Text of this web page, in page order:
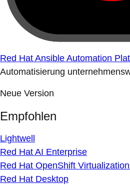
Red Hat Ansible Automation
Automatisierung
Neue Version
Empfohlen
Lightwell
Red Hat AI Enterprise
Red Hat OpenShift
Red Hat Desktop